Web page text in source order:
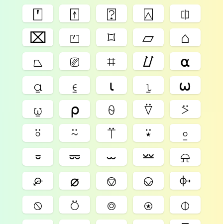
⍞
⍐ ⍰ ⍓
⎅
⌧
⏍ ⌑ ⏥
⌂
⏢
⎚ ⌗ ⌰
⍺
⍶
⍷ ⍳ ⍸
⍵
⍹
⍴ ⍬ ⍢
⍩
⍤
⍨ ⍡ ⍣
⍛
⏒
⏔ ⏖ ⏕
⍾
⌮
⌀ ⎊ ⎉
⌱
⍉
⍥ ⌾ ⍟
⌽